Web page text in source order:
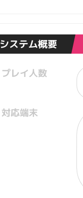
システム概要
プレイ人数
対応端末